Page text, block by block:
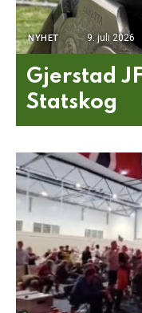
NYHET 9. juli 2026
Gjerstad
Statskog